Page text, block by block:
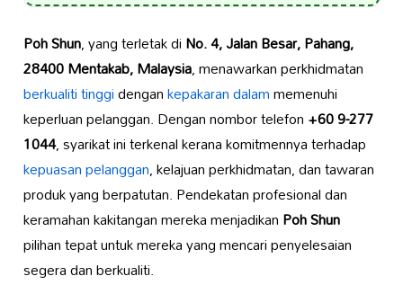
Poh Shun, yang terletak diNo. 4, Jalan Besar, Pahang,
28400 Mentakab, Malaysia, menawarkan perkhidmatan
berkualiti tinggidengankepakaran dalammemenuhi
keperluan pelanggan. Dengan nombor telefon+60 9-277
1044, syarikat ini terkenal kerana komitmennya terhadap
kepuasan pelanggan, kelajuan perkhidmatan, dan tawaran
produk yang berpatutan. Pendekatan profesional dan
keramahan kakitangan mereka menjadikanPoh Shun
pilihan tepat untuk mereka yang mencari penyelesaian
segera dan berkualiti.